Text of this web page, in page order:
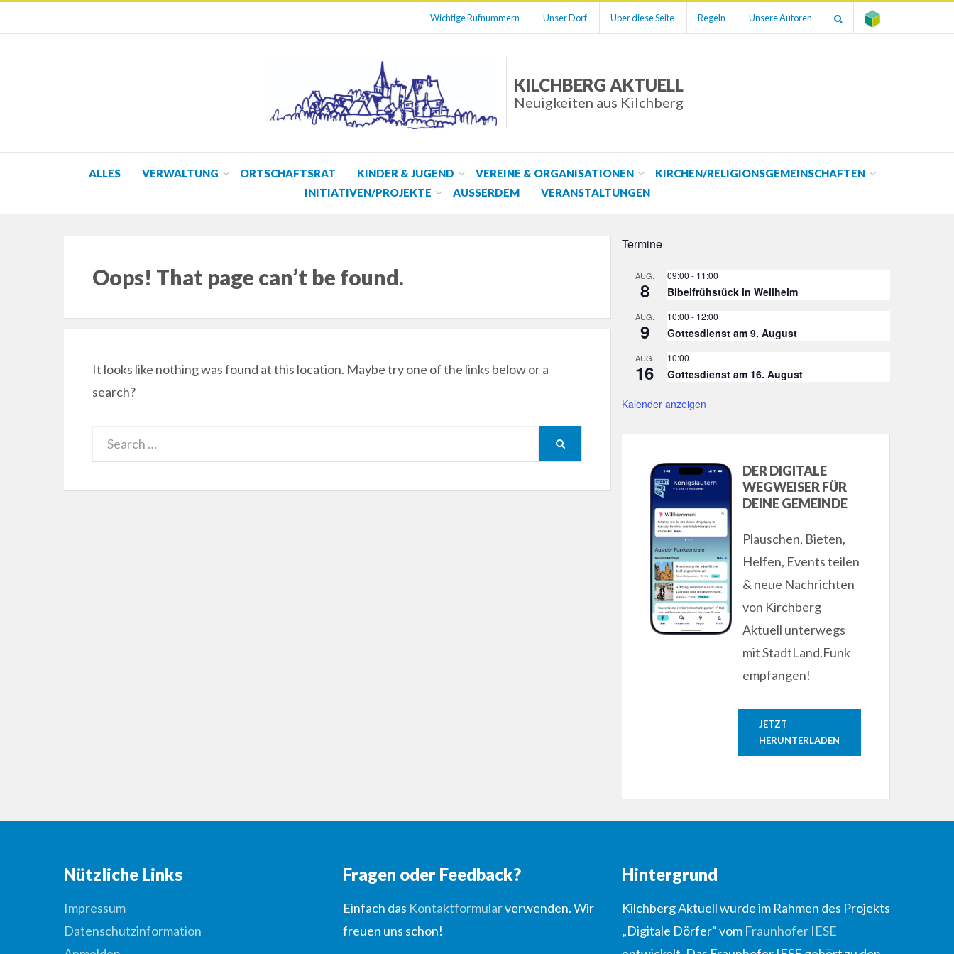
Wichtige Rufnummern Unser Dorf Über diese Seite Regeln Unsere Autoren
KILCHBERG AKTUELL
Neuigkeiten aus Kilchberg
ALLES VERWALTUNG ORTSCHAFTSRAT KINDER & JUGEND VEREINE & ORGANISATIONEN
KIRCHEN/RELIGIONSGEMEINSCHAFTEN
INITIATIVEN/PROJEKTE
AUSSERDEM VERANSTALTUNGEN
Oops! That page can’t be found.
It looks like nothing was found at this location. Maybe try one of the links below or a
search?
Search
for:
Termine
AUG.
8
09:00 - 11:00
Bibelfrühstück in Weilheim
AUG.
9
10:00 - 12:00
Gottesdienst am 9. August
AUG.
16
10:00
Gottesdienst am 16. August
Kalender anzeigen
DER DIGITALE
WEGWEISER FÜR
DEINE GEMEINDE
Plauschen, Bieten,
Helfen, Events teilen
& neue Nachrichten
von Kirchberg
Aktuell unterwegs
mit StadtLand.Funk
empfangen!
JETZT
HERUNTERLADEN
Nützliche Links
Impressum
Datenschutzinformation
Fragen oder Feedback?
Einfach das Kontaktformularverwenden. Wir
freuen uns schon!
Hintergrund
Kilchberg Aktuell wurde im Rahmen des Projekts
„Digitale Dörfer“ vom Fraunhofer IESE